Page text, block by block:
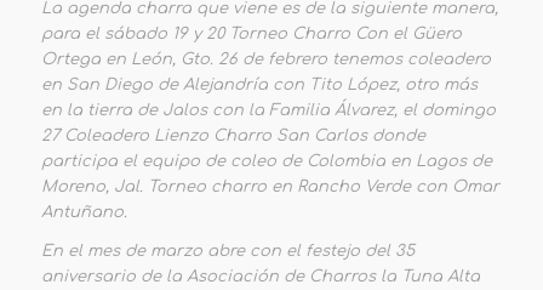
La agenda charra que viene es de la siguiente manera,
para el sábado 19 y 20 Torneo Charro Con el Güero
Ortega en León, Gto. 26 de febrero tenemos coleadero
en San Diego de Alejandría con Tito López, otro más
en la tierra de Jalos con la Familia Álvarez, el domingo
27 Coleadero Lienzo Charro San Carlos donde
participa el equipo de coleo de Colombia en Lagos de
Moreno, Jal. Torneo charro en Rancho Verde con Omar
Antuñano.
En el mes de marzo abre con el festejo del 35
aniversario de la Asociación de Charros la Tuna Alta